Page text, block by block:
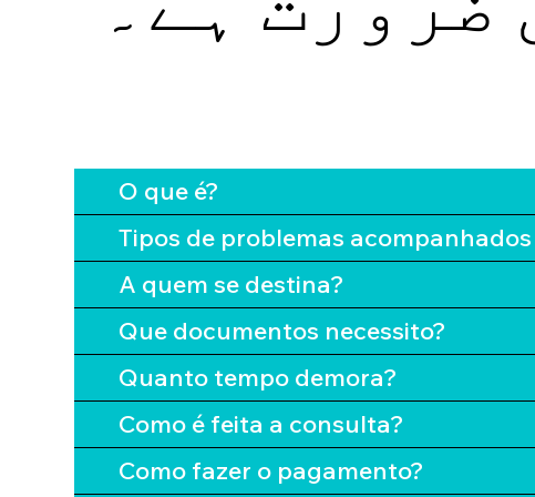
O que é?
Tipos de problemas acompanhados
A quem se destina?
Que documentos necessito?
Quanto tempo demora?
Como é feita a consulta?
Como fazer o pagamento?